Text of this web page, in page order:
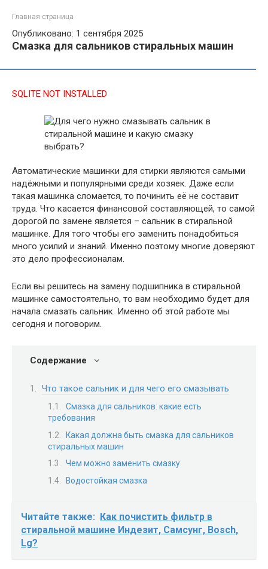
Главная страница
Опубликовано: 1 сентября 2025
Смазка для сальников стиральных машин
SQLITE NOT INSTALLED
Автоматические машинки для стирки являются самыми
надёжными и популярными среди хозяек. Даже если
такая машинка сломается, то починить её не составит
труда. Что касается финансовой составляющей, то самой
дорогой по замене является – сальник в стиральной
машинке. Для того чтобы его заменить понадобиться
много усилий и знаний. Именно поэтому многие доверяют
это дело профессионалам.
Если вы решитесь на замену подшипника в стиральной
машинке самостоятельно, то вам необходимо будет для
начала смазать сальник. Именно об этой работе мы
сегодня и поговорим.
Содержание
Что такое сальник и для чего его смазывать
Смазка для сальников: какие есть
требования
Какая должна быть смазка для сальников
стиральных машин
Чем можно заменить смазку
Водостойкая смазка
Читайте также: Как почистить фильтр в
стиральной машине Индезит, Самсунг, Bosch,
Lg?